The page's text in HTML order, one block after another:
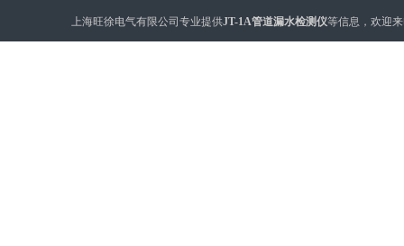
上海旺徐电气有限公司专业提供JT-1A管道漏水检测仪等信息，欢迎